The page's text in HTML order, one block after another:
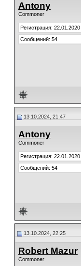
Antony
Commoner
Регистрация: 22.01.2020
Сообщений: 54
13.10.2024, 21:47
Antony
Commoner
Регистрация: 22.01.2020
Сообщений: 54
13.10.2024, 22:25
Robert Mazur
Commoner